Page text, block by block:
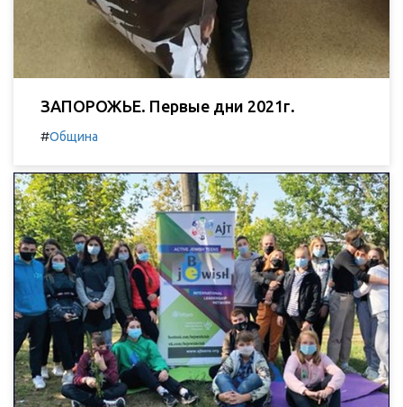
ЗАПОРОЖЬЕ. Первые дни 2021г.
#Община